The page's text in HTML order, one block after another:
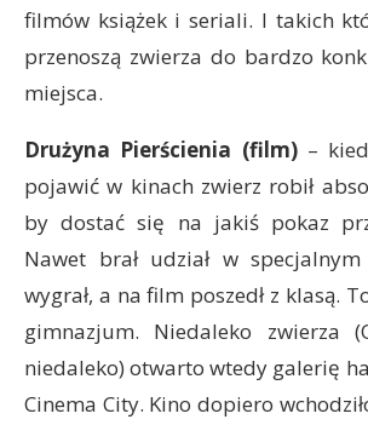
filmów książek i seriali. I takich
przenoszą zwierza do bardzo
miejsca.
Drużyna Pierścienia (film)–
pojawić w kinach zwierz robił
by dostać się na jakiś pokaz
Nawet brał udział w
wygrał, a na film poszedł z klasą.
gimnazjum. Niedaleko zwierza
niedaleko) otwarto wtedy galerię
Cinema City. Kino dopiero